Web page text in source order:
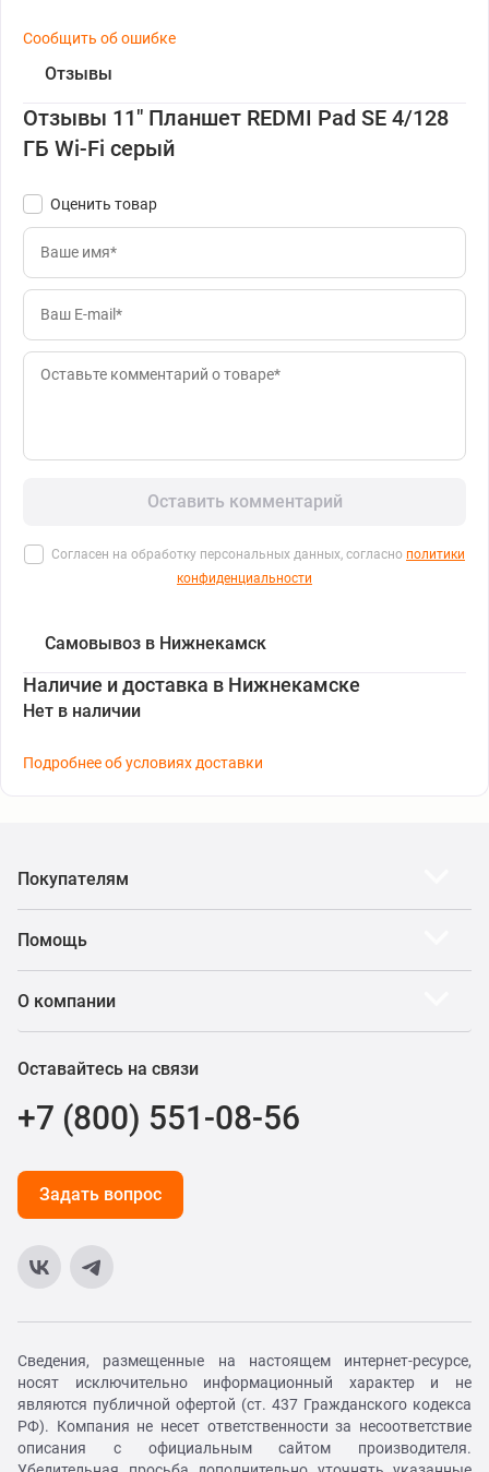
Сообщить об ошибке
Отзывы
Отзывы 11" Планшет REDMI Pad SE 4/128
ГБ Wi-Fi серый
Оценить товар
Оставить комментарий
Согласен на обработку персональных данных, согласно политики
конфиденциальности
Самовывоз в Нижнекамск
Наличие и доставка в Нижнекамске
Нет в наличии
Подробнее об условиях доставки
Покупателям
Помощь
О компании
Оставайтесь на связи
+7 (800) 551-08-56
Задать вопрос
Сведения, размещенные на настоящем интернет-ресурсе,
носят исключительно информационный характер и не
являются публичной офертой (ст. 437 Гражданского кодекса
РФ). Компания не несет ответственности за несоответствие
описания с официальным сайтом производителя.